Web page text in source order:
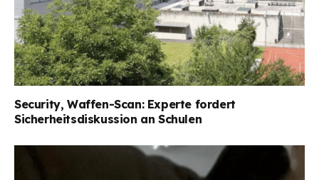
Security, Waffen-Scan: Experte fordert
Sicherheitsdiskussion an Schulen